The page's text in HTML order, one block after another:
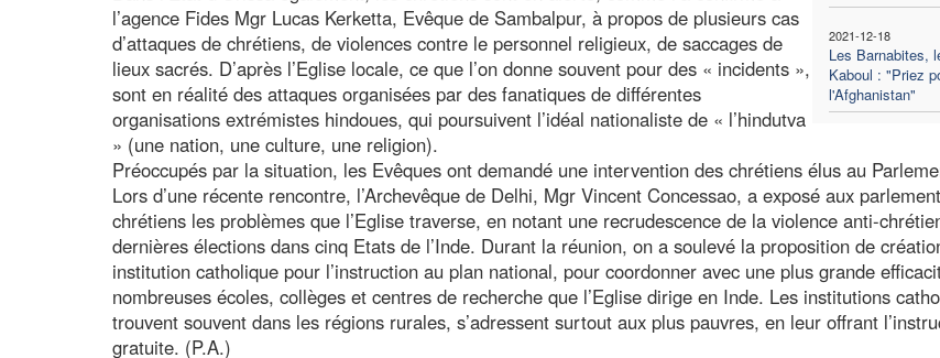
2021-12-18
Les Barnabites,
Kaboul : "Priez
l'Afghanistan"
l’agence Fides Mgr Lucas Kerketta, Evêque de Sambalpur, à propos de plusieurs cas
d’attaques de chrétiens, de violences contre le personnel religieux, de saccages de
lieux sacrés. D’après l’Eglise locale, ce que l’on donne souvent pour des « incidents »,
sont en réalité des attaques organisées par des fanatiques de différentes
organisations extrémistes hindoues, qui poursuivent l’idéal nationaliste de « l’hindutva
» (une nation, une culture, une religion).
Préoccupés par la situation, les Evêques ont demandé une intervention des chrétiens élus au
Lors d’une récente rencontre, l’Archevêque de Delhi, Mgr Vincent Concessao, a exposé aux
chrétiens les problèmes que l’Eglise traverse, en notant une recrudescence de la violence anti-
dernières élections dans cinq Etats de l’Inde. Durant la réunion, on a soulevé la proposition de
institution catholique pour l’instruction au plan national, pour coordonner avec une plus grande
nombreuses écoles, collèges et centres de recherche que l’Eglise dirige en Inde. Les institutions
trouvent souvent dans les régions rurales, s’adressent surtout aux plus pauvres, en leur offrant
gratuite. (P.A.)